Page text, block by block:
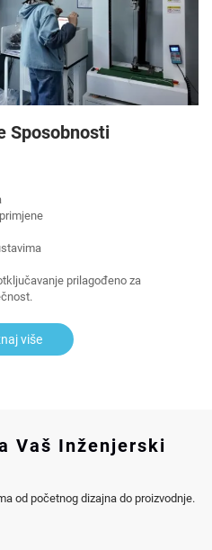
Sposobnosti
prilagođeno za
više
Vaš Inženjerski
od početnog dizajna do proizvodnje.